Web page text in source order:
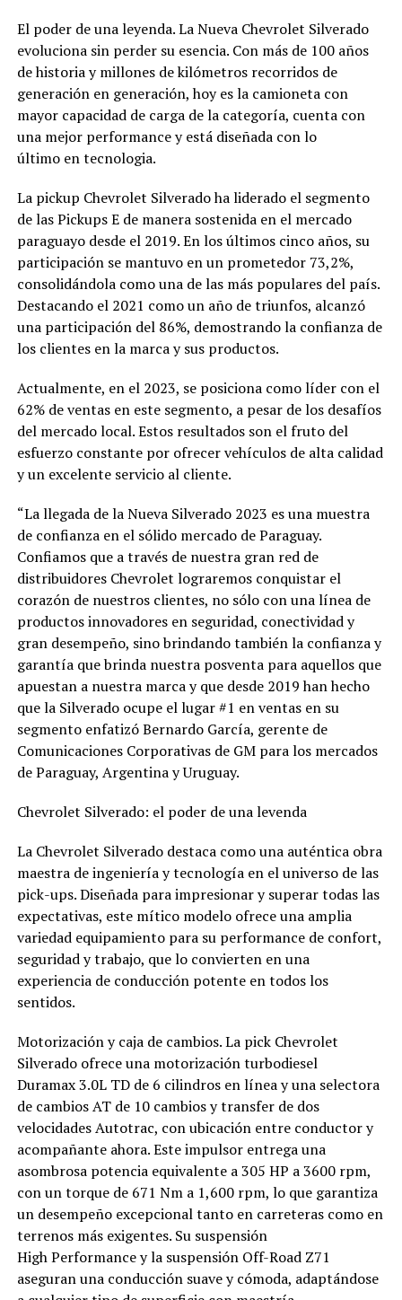
El poder de una leyenda. La Nueva Chevrolet Silverado
evoluciona sin perder su esencia. Con más de 100 años
de historia y millones de kilómetros recorridos de
generación en generación, hoy es la camioneta con
mayor capacidad de carga de la categoría, cuenta con
una mejor performance y está diseñada con lo
último en tecnologia.
La pickup Chevrolet Silverado ha liderado el segmento
de las Pickups E de manera sostenida en el mercado
paraguayo desde el 2019. En los últimos cinco años, su
participación se mantuvo en un prometedor 73,2%,
consolidándola como una de las más populares del país.
Destacando el 2021 como un año de triunfos, alcanzó
una participación del 86%, demostrando la confianza de
los clientes en la marca y sus productos.
Actualmente, en el 2023, se posiciona como líder con el
62% de ventas en este segmento, a pesar de los desafíos
del mercado local. Estos resultados son el fruto del
esfuerzo constante por ofrecer vehículos de alta calidad
y un excelente servicio al cliente.
“La llegada de la Nueva Silverado 2023 es una muestra
de confianza en el sólido mercado de Paraguay.
Confiamos que a través de nuestra gran red de
distribuidores Chevrolet lograremos conquistar el
corazón de nuestros clientes, no sólo con una línea de
productos innovadores en seguridad, conectividad y
gran desempeño, sino brindando también la confianza y
garantía que brinda nuestra posventa para aquellos que
apuestan a nuestra marca y que desde 2019 han hecho
que la Silverado ocupe el lugar #1 en ventas en su
segmento enfatizó Bernardo García, gerente de
Comunicaciones Corporativas de GM para los mercados
de Paraguay, Argentina y Uruguay.
Chevrolet Silverado: el poder de una levenda
La Chevrolet Silverado destaca como una auténtica obra
maestra de ingeniería y tecnología en el universo de las
pick-ups. Diseñada para impresionar y superar todas las
expectativas, este mítico modelo ofrece una amplia
variedad equipamiento para su performance de confort,
seguridad y trabajo, que lo convierten en una
experiencia de conducción potente en todos los
sentidos.
Motorización y caja de cambios. La pick Chevrolet
Silverado ofrece una motorización turbodiesel
Duramax 3.0L TD de 6 cilindros en línea y una selectora
de cambios AT de 10 cambios y transfer de dos
velocidades Autotrac, con ubicación entre conductor y
acompañante ahora. Este impulsor entrega una
asombrosa potencia equivalente a 305 HP a 3600 rpm,
con un torque de 671 Nm a 1,600 rpm, lo que garantiza
un desempeño excepcional tanto en carreteras como en
terrenos más exigentes. Su suspensión
High Performance y la suspensión Off-Road Z71
aseguran una conducción suave y cómoda, adaptándose